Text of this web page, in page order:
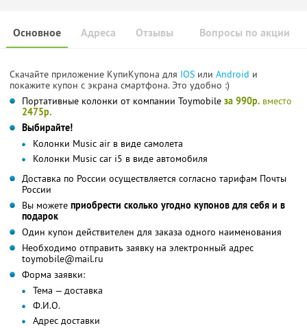
Основное Отзывы Вопросы по акции
Адреса
Скачайте приложение КупиКупона для IOS или Android и
покажите купон с экрана смартфона. Это удобно :)
Портативные колонки от компании Toymobile за 990р. вместо
2475р.
Выбирайте!
Колонки Music air в виде самолета
Колонки Music car i5 в виде автомобиля
Доставка по России осуществляется согласно тарифам Почты
России
Вы можете приобрести сколько угодно купонов для себя и в
подарок
Один купон действителен для заказа одного наименования
Необходимо отправить заявку на электронный адрес
toymobile@mail.ru
Форма заявки:
Тема — доставка
Ф.И.О.
Адрес доставки